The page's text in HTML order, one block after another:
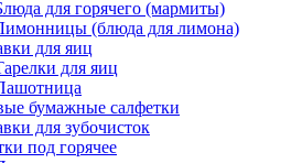
для горячего (мармиты)
(блюда для лимона)
для яиц
для яиц
бумажные салфетки
для зубочисток
под горячее